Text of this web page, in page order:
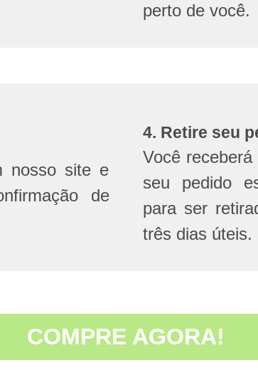
perto de você.
nosso site e
de
4. Retire seu
Você
seu pedido
para ser
três dias úteis.
COMPRE AGORA!